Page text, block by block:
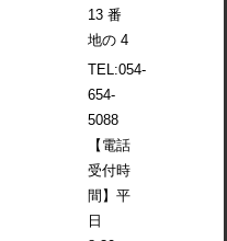
13 番
地の 4
TEL:054-
654-
5088
【電話
受付時
間】平
日